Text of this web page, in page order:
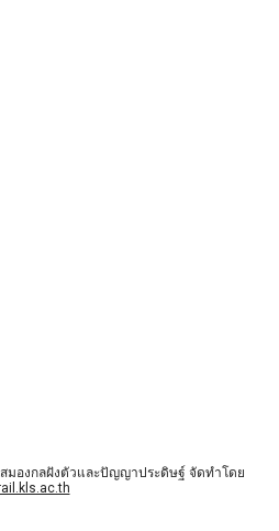
องกลฝังตัวและปัญญาประดิษฐ์ จัดทำโดย